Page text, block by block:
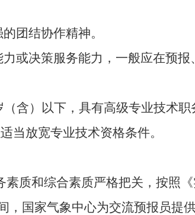
团结协作精神。
或决策服务能力，一般应在预
含）以下，具有高级专业技术职
当放宽专业技术资格条件。
质和综合素质严格把关，按照
，国家气象中心为交流预报员提